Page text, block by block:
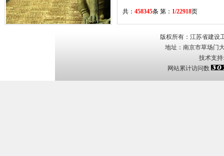
共： 458345条 第： 1/22918页